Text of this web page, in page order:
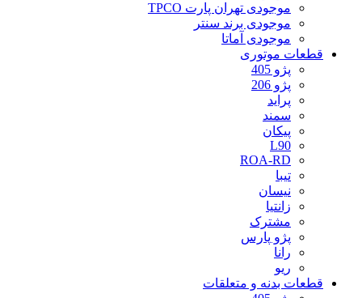
موجودی تهران پارت TPCO
موجودی برند سنتر
موجودی آماتا
قطعات موتوری
پژو 405
پژو 206
پراید
سمند
پیکان
L90
ROA-RD
تیبا
نیسان
زانتیا
مشترک
پژو پارس
رانا
ریو
قطعات بدنه و متعلقات